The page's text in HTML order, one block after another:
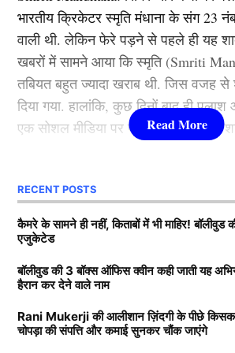
यश चोपड़ा के बड़े बेटे हैं. जबकि उनका छोटा
बॉलीवुड की कई फिल्मों में नजर आ चुका है.
वह मशहूर फिल्म निर्माता बी.आर. चोपड़ा के
फिल्ममेकर रवि चोपड़ा के चचेरे भाई हैं.
पढ़ाई बॉम्बे स्कॉटिश स्कूल से की, इसके
ऑफ कॉमर्स एंड इकोनॉमिक्स से ग्रेजुएशन
चुके हैं.
Daughters of Bollywood Actresses: मां
खूबसूरत? इन 3 बॉलीवुड एक्ट्रेसेस की
बॉलीवुड की 3 सबसे बड़ी हीरोइन्स जिनकी
TAGGED: #bollywood Aditya chopra
भारतीय क्रिकेटर स्मृति मंधाना के संग 23
वाली थी. लेकिन फेरे पड़ने से पहले ही यह
खबरों में सामने आया कि स्मृति (Smriti
तबियत बहुत ज्यादा खराब थी. जिस वजह से
दिया गया. हालांकि, कुछ दिनों बाद ही
एक सोशल मीडिया पर पोस्ट किया गया कि
दावा किया गया कि पलाश ने स्मृति (Smriti
धोखा दिया है. लेकिन क्रिकेटर ने कभी
बताया कि उनके मंगेतर ने धोखा दिया है. अब
संधू ने बताया है कि उस रात क्या हुआ?
Smriti Mandhana और
टूटी शादी?
RECENT POSTS
कैमरे के सामने ही नहीं, किताबों में भी माहिर!
एजुकेटेड
बॉलीवुड की 3 बॉक्स ऑफिस क्वीन कही जाती यह
हैरान कर देने वाले नाम
Rani Mukerji की आलीशान ज़िंदगी के पीछे
चोपड़ा की संपत्ति और कमाई सुनकर चौंक जाएंगे